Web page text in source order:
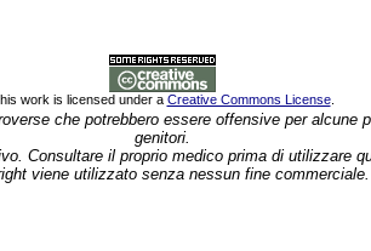
work is licensed under a Creative Commons License.
che potrebbero essere offensive per alcune
genitori.
Consultare il proprio medico prima di utilizzare
viene utilizzato senza nessun fine